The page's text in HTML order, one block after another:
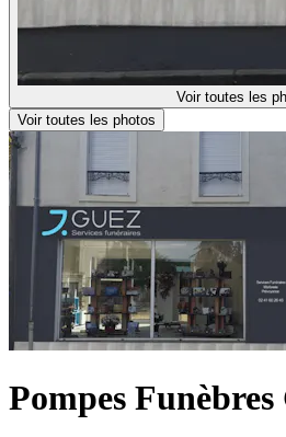
Voir toutes les
Voir toutes les photos
Pompes